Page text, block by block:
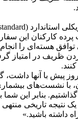
کارکنان این
هسته‌ای را انجام
در امتیاز
پیش با آنها داشت،
با نشست‌های بیشماری
بنابر این شما
نتیجه تاریخی منتهی
داشته باشید.»